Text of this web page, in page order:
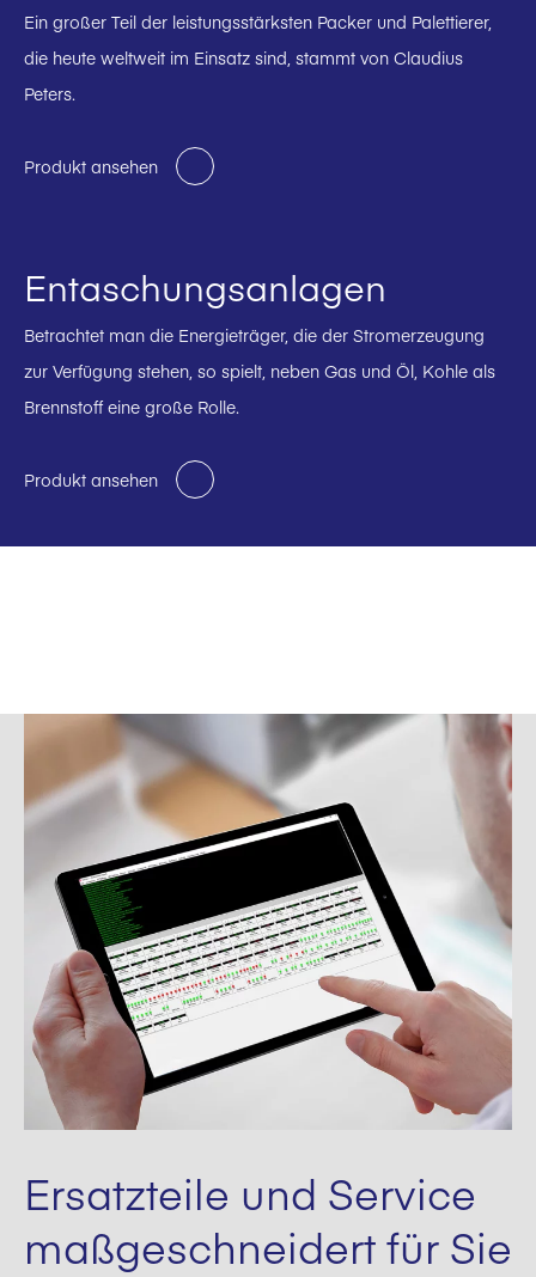
Ein großer Teil der leistungsstärksten Packer und Palettierer,
die heute weltweit im Einsatz sind, stammt von Claudius
Peters.
Produkt ansehen
Entaschungsanlagen
Betrachtet man die Energieträger, die der Stromerzeugung
zur Verfügung stehen, so spielt, neben Gas und Öl, Kohle als
Brennstoff eine große Rolle.
Produkt ansehen
Ersatzteile und Service
maßgeschneidert für Sie